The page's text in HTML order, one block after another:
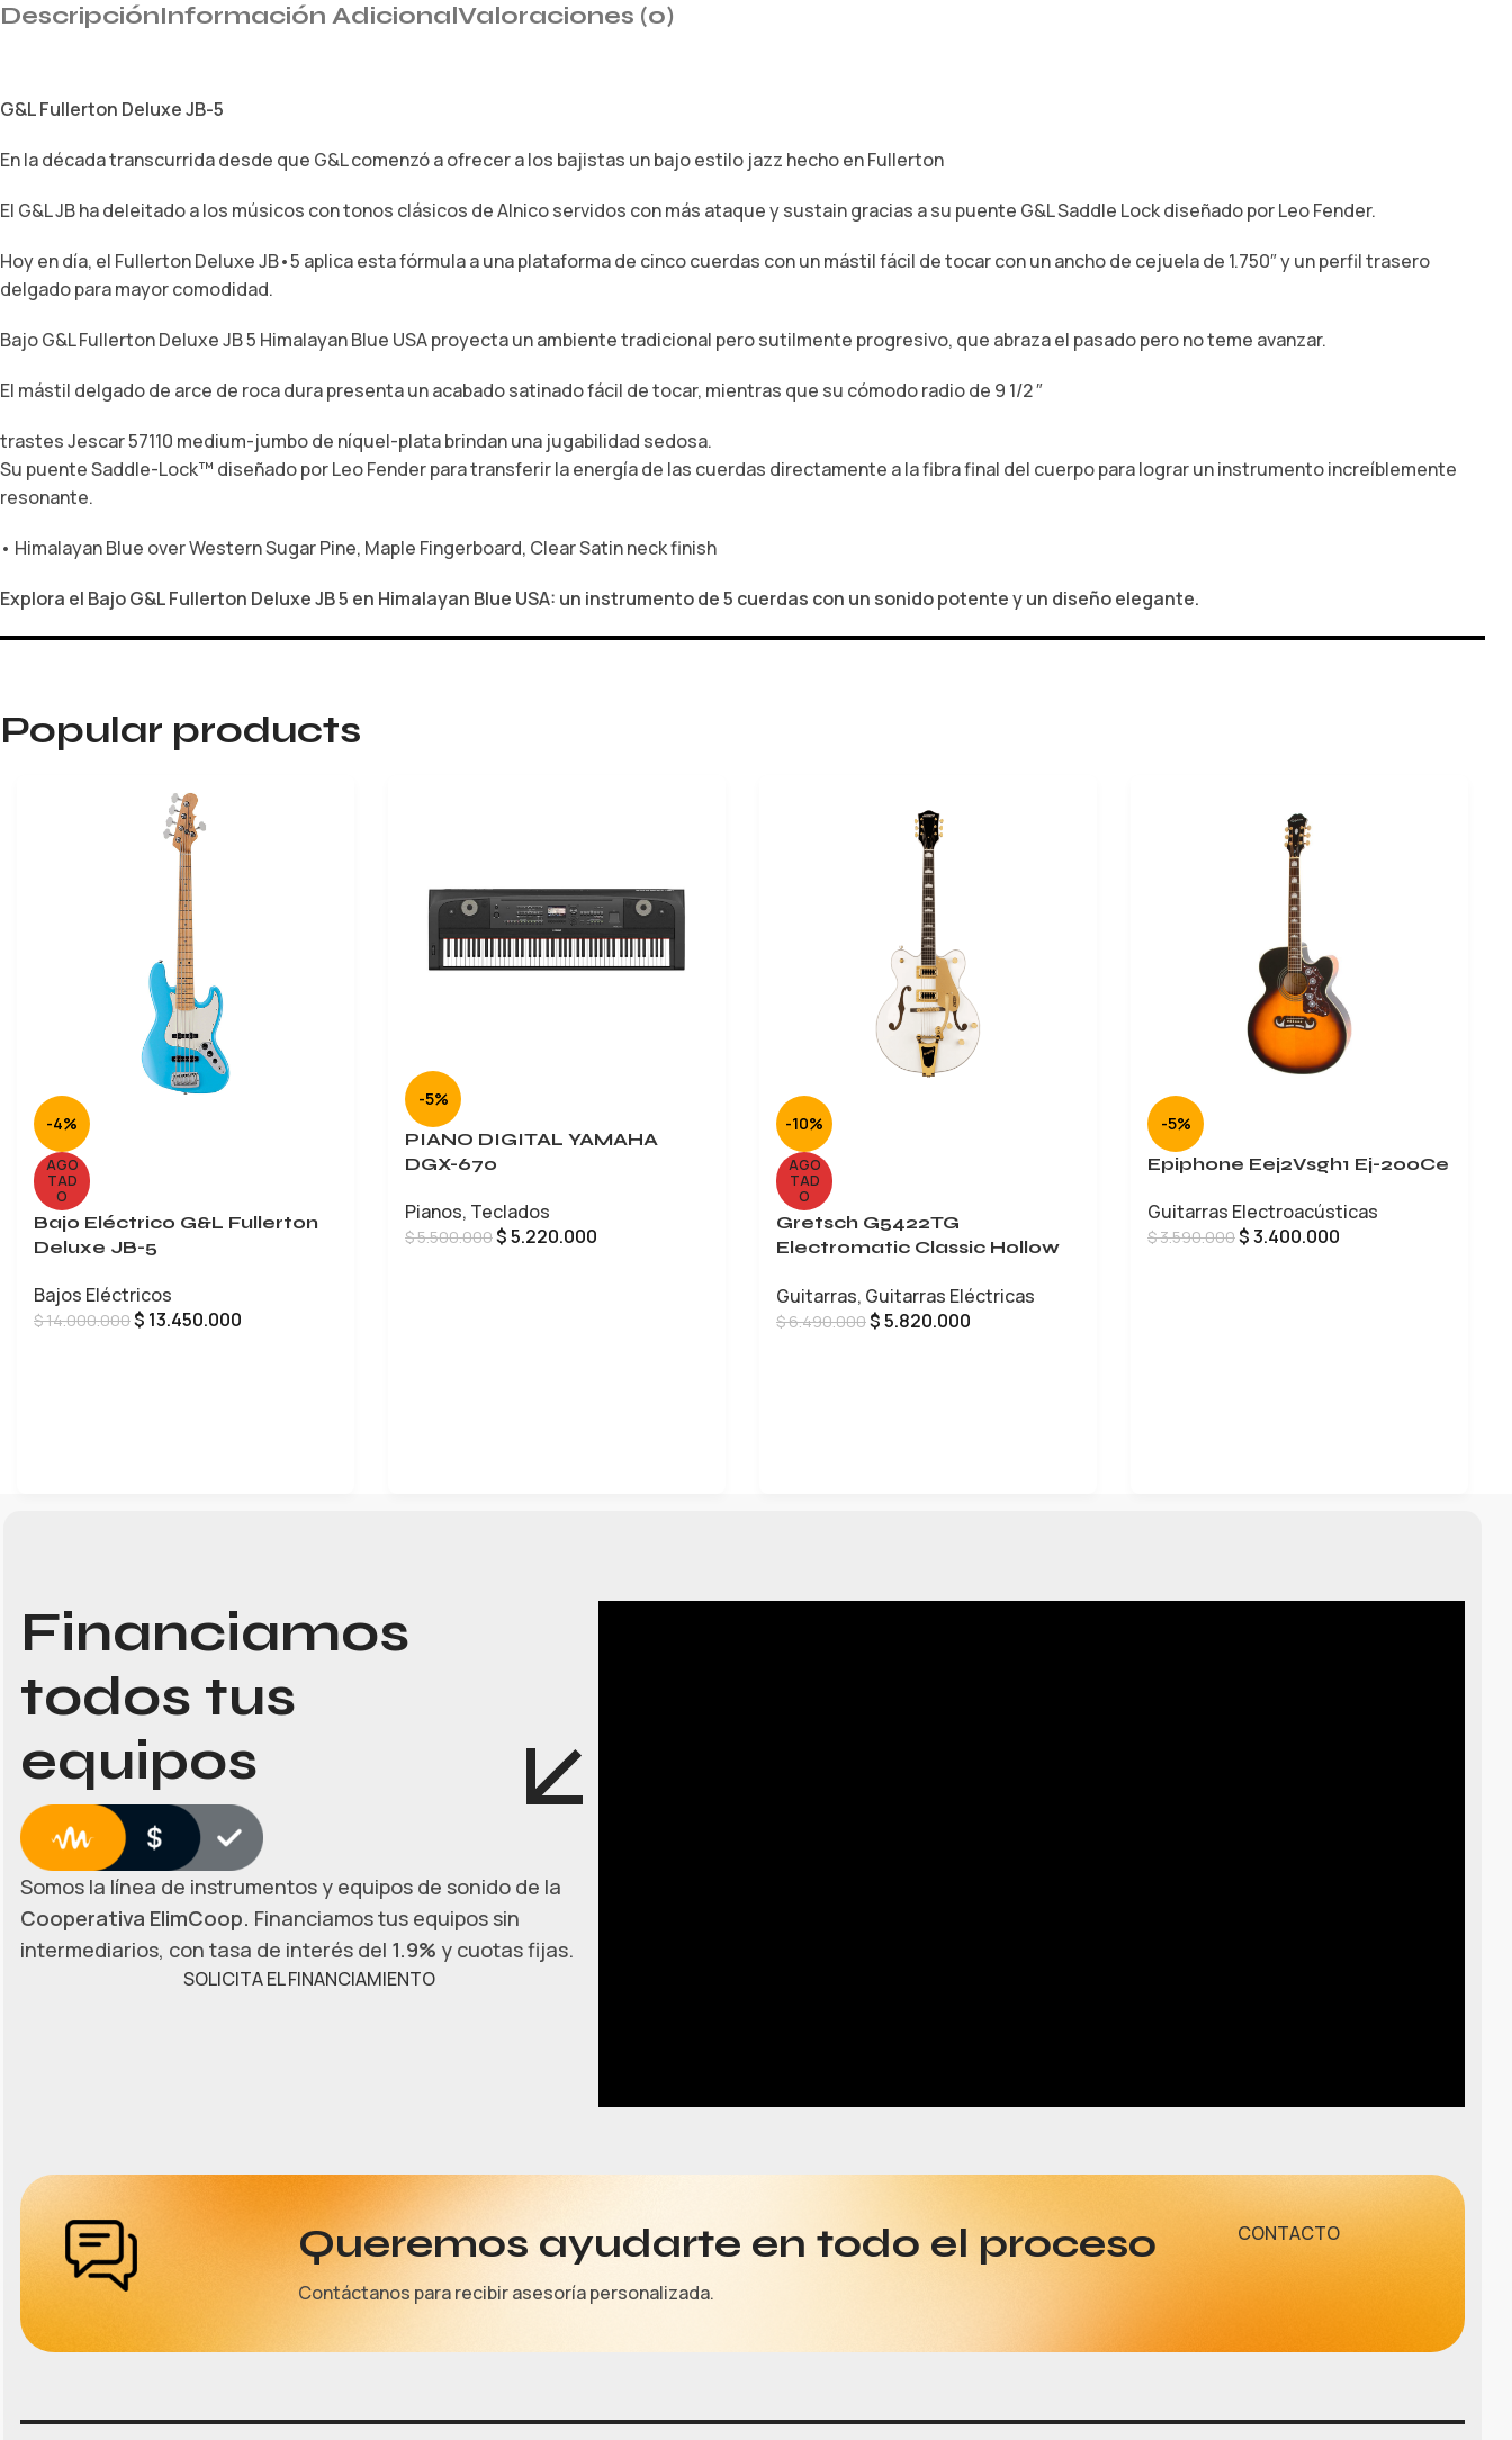
DescripciónInformación AdicionalValoraciones (0)
G&L Fullerton Deluxe JB-5
En la década transcurrida desde que G&L comenzó a ofrecer a los bajistas un bajo estilo jazz hecho en Fullerton
El G&L JB ha deleitado a los músicos con tonos clásicos de Alnico servidos con más ataque y sustain gracias a su puente G&L Saddle Lock diseñado por Leo Fender.
Hoy en día, el Fullerton Deluxe JB•5 aplica esta fórmula a una plataforma de cinco cuerdas con un mástil fácil de tocar con un ancho de cejuela de 1.750″ y un perfil trasero
delgado para mayor comodidad.
Bajo G&L Fullerton Deluxe JB 5 Himalayan Blue USA proyecta un ambiente tradicional pero sutilmente progresivo, que abraza el pasado pero no teme avanzar.
El mástil delgado de arce de roca dura presenta un acabado satinado fácil de tocar, mientras que su cómodo radio de 9 1/2 ″
trastes Jescar 57110 medium-jumbo de níquel-plata brindan una jugabilidad sedosa.
Su puente Saddle-Lock™ diseñado por Leo Fender para transferir la energía de las cuerdas directamente a la fibra final del cuerpo para lograr un instrumento increíblemente
resonante.
• Himalayan Blue over Western Sugar Pine, Maple Fingerboard, Clear Satin neck finish
Explora el Bajo G&L Fullerton Deluxe JB 5 en Himalayan Blue USA: un instrumento de 5 cuerdas con un sonido potente y un diseño elegante.
Popular products
-4%
AGO
TAD
O
Bajo Eléctrico G&L Fullerton
Deluxe JB-5
Bajos Eléctricos
$14.000.000$ 13.450.000
-5%
PIANO DIGITAL YAMAHA
DGX-670
Pianos, Teclados
$5.500.000$5.220.000
-10%
AGO
TAD
O
Gretsch G5422TG
Electromatic Classic Hollow
Guitarras, Guitarras Eléctricas
$6.490.000$5.820.000
-5%
Epiphone Eej2Vsgh1 Ej-200Ce
Guitarras Electroacústicas
$3.590.000$3.400.000
Financiamos
todos tus
equipos
Somos la línea de instrumentos y equipos de sonido de la
Cooperativa ElimCoop. Financiamos tus equipos sin
intermediarios, con tasa de interés del 1.9% y cuotas fijas.
SOLICITA EL FINANCIAMIENTO
Queremos ayudarte en todo el proceso
Contáctanos para recibir asesoría personalizada.
CONTACTO